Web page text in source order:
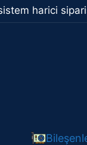
harici